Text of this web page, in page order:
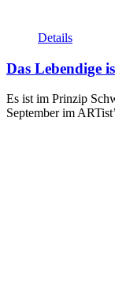
Details
Das Lebendige
Es ist im Prinzip
September im